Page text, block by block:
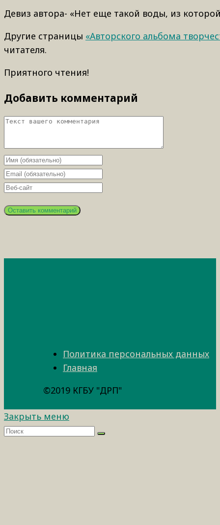
Девиз автора- «Нет еще такой воды, из
Другие страницы «Авторского альбома
читателя.
Приятного чтения!
Добавить комментарий
Политика персональных данных
Главная
©2019 КГБУ "ДРП"
Закрыть меню